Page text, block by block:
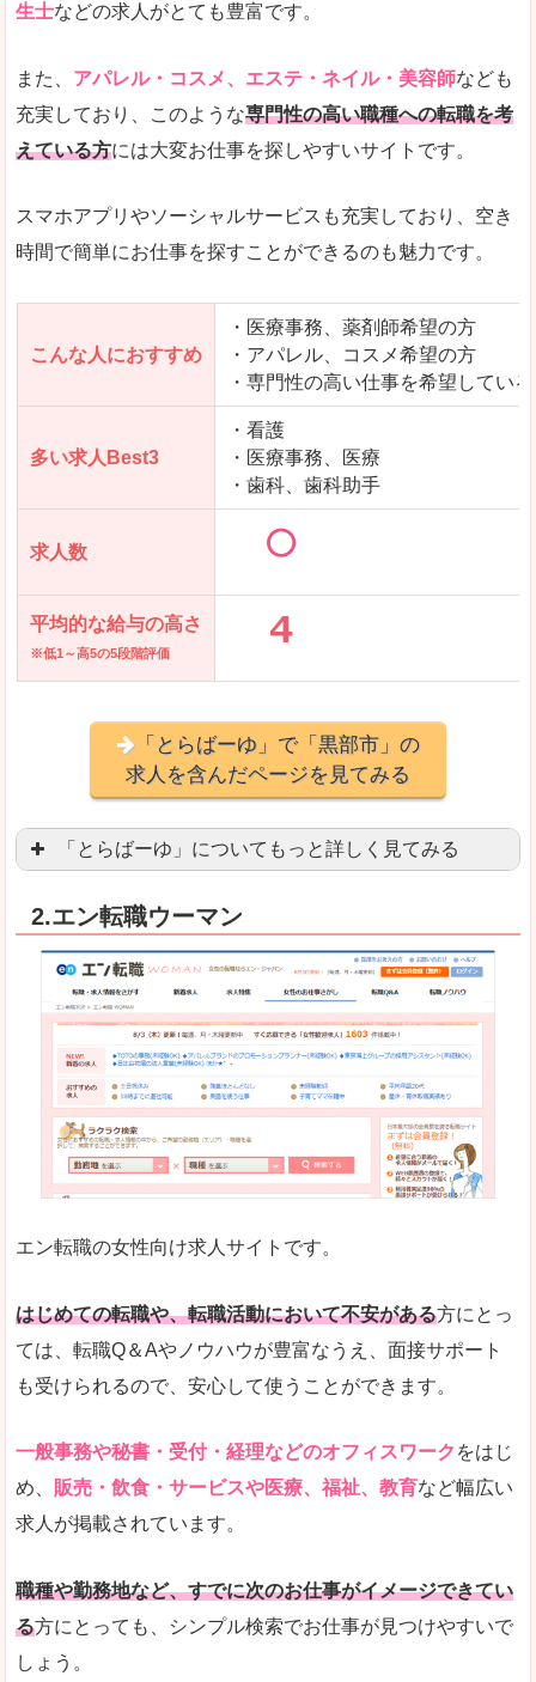
生士などの求人がとても豊富です。
また、 アパレル・コスメ、エステ・ネイル・美容師なども
充実しており、このような専門性の高い職種への転職を考
えている方には大変お仕事を探しやすいサイトです。
スマホアプリやソーシャルサービスも充実しており、空き
時間で簡単にお仕事を探すことができるのも魅力です。
こんな人におすすめ
・医療事務、薬剤師希望の方
・アパレル、コスメ希望の方
・専門性の高い仕事を希望してい
多い求人Best3
・看護
・医療事務、医療
・歯科、歯科助手
求人数
平均的な給与の高さ
※低1～高5の5段階評価
「とらばーゆ」で「黒部市」の
求人を含んだページを見てみる
「とらばーゆ」についてもっと詳しく見てみる
良いところ
スマホアプリやソーシャルアカウントが充実して
「ファッション・ブランドページ」という検索
悪いところ
事務などのオフィスワークを探している方にとっ
専門性が強い部分があるので、逆に一般的なお仕
詳しい説明
とにかく、女性ならではの職種の専門性が高いの
また、アパレル・コスメ、エステ・ネイル・美容
人気度
専門性が高いので、これらのお仕事に転職を考
リクルートグループなので、大手という安心感も
使いやすさ
検索がしやすく、求人詳細にも画像やイラストな
2.エン転職ウーマン
エン転職の女性向け求人サイトです。
はじめての転職や、転職活動において不安がある方にとっ
ては、転職Q＆Aやノウハウが豊富なうえ、面接サポート
も受けられるので、安心して使うことができます。
一般事務や秘書・受付・経理などのオフィスワーク をはじ
め、 販売・飲食・サービスや医療、福祉、教育など幅広い
求人が掲載されています。
職種や勤務地など、すでに次のお仕事がイメージできてい
る方にとっても、シンプル検索でお仕事が見つけやすいで
しょう。